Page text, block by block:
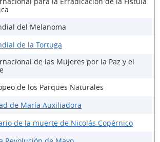
del Melanoma
de la Tortuga
de las Mujeres por la Paz y el
de los Parques Naturales
de María Auxiliadora
de la muerte de Nicolás Copérnico